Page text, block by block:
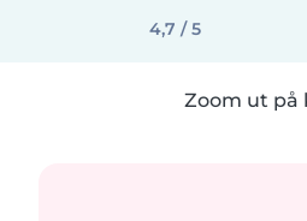
4,7 / 5
Zoom ut på